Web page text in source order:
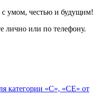
умом, честью и будущим!
лично или по телефону.
категории «C», «CE» от